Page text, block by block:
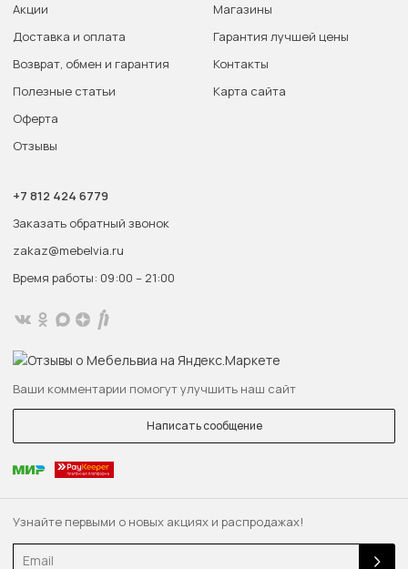
Узнайте первыми о новых акциях и распродажах!
Email
Акции
Доставка и оплата
Возврат, обмен и гарантия
Полезные статьи
Оферта
Отзывы
Магазины
Гарантия лучшей цены
Контакты
Карта сайта
+7 812 424 6779
Заказать обратный звонок
zakaz@mebelvia.ru
Время работы: 09:00 – 21:00
Ваши комментарии помогут улучшить наш сайт
Написать сообщение